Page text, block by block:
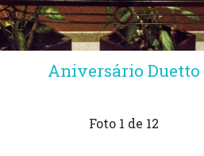
Aniversário Duetto
Foto 1 de 12